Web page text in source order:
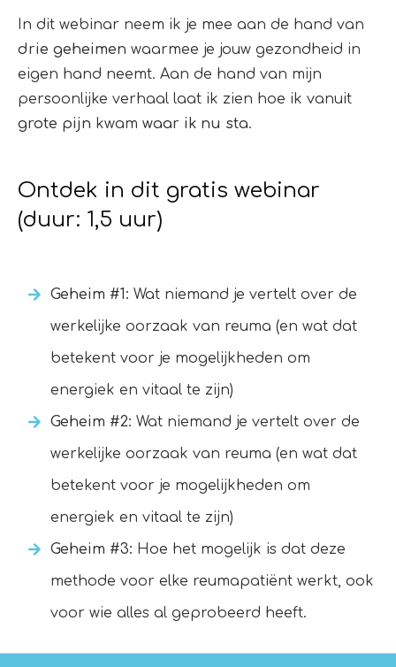
In dit webinar neem ik je mee aan de hand van
drie geheimen waarmee je jouw gezondheid in
eigen hand neemt. Aan de hand van mijn
persoonlijke verhaal laat ik zien hoe ik vanuit
grote pijn kwam waar ik nu sta.
Ontdek in dit gratis webinar
(duur: 1,5 uur)
Geheim #1: Wat niemand je vertelt over de
werkelijke oorzaak van reuma (en wat dat
betekent voor je mogelijkheden om
energiek en vitaal te zijn)
Geheim #2: Wat niemand je vertelt over de
werkelijke oorzaak van reuma (en wat dat
betekent voor je mogelijkheden om
energiek en vitaal te zijn)
Geheim #3: Hoe het mogelijk is dat deze
methode voor elke reumapatiënt werkt, ook
voor wie alles al geprobeerd heeft.